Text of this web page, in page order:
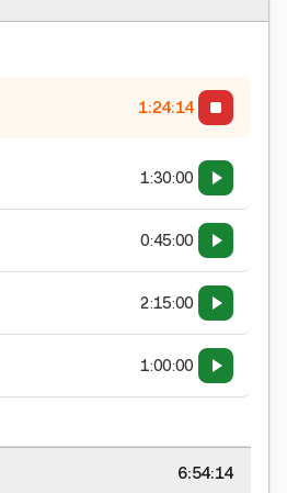
1:24:15
1:30:00
0:45:00
2:15:00
1:00:00
6:54:15